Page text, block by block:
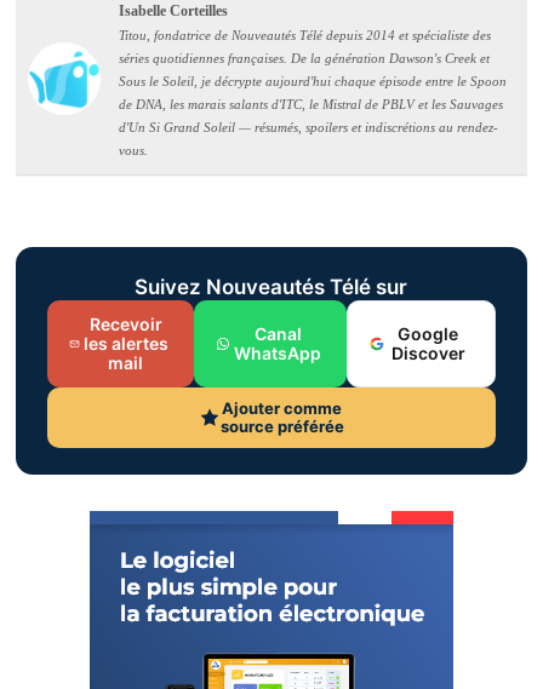
Isabelle Corteilles
Titou, fondatrice de Nouveautés Télé depuis 2014 et spécialiste des
séries quotidiennes françaises. De la génération Dawson's Creek et
Sous le Soleil, je décrypte aujourd'hui chaque épisode entre le Spoon
de DNA, les marais salants d'ITC, le Mistral de PBLV et les Sauvages
d'Un Si Grand Soleil — résumés, spoilers et indiscrétions au rendez-
vous.
Suivez Nouveautés Télé sur
Recevoir
les alertes
mail
Canal
WhatsApp
Google
Discover
Ajouter comme
source préférée